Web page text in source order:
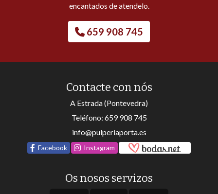
encantados de atendelo.
659 908 745
Os nosos servizos
Contacte con nós
A Estrada (Pontevedra)
Teléfono: 659 908 745
info@pulperiaporta.es
Facebook Instagram